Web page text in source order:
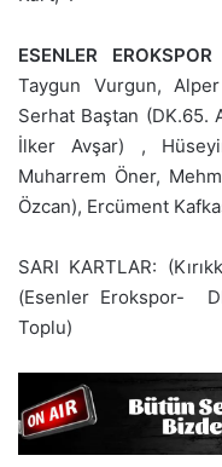
ESENLER
Taygun Vurgun,
Serhat Baştan (DK.65.
İlker Avşar) ,
Muharrem Öner,
Özcan), Ercüment
SARI KARTLAR:
(Esenler Erokspor-
Toplu)